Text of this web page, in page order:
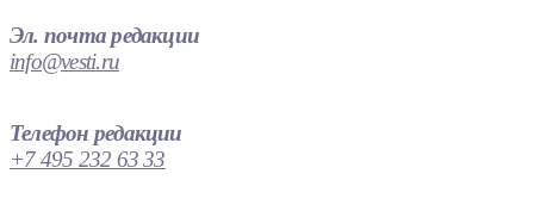
Эл. почта редакции
info@vesti.ru
Телефон редакции
+7 495 232 63 33